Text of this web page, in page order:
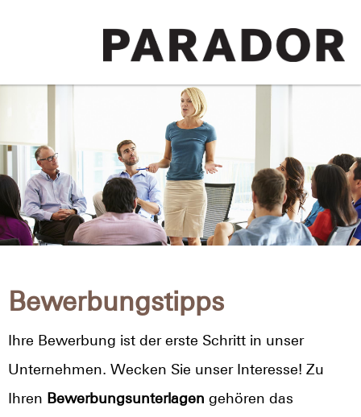
Bewerbungstipps
Ihre Bewerbung ist der erste Schritt in unser
Unternehmen. Wecken Sie unser Interesse! Zu
Ihren Bewerbungsunterlagen gehören das